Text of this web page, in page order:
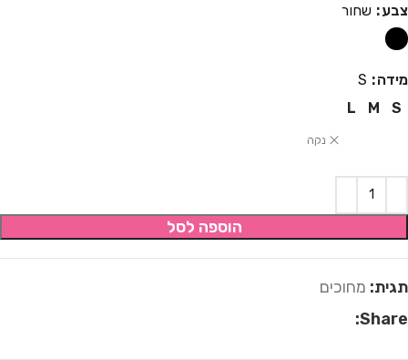
צבע שחור
מידה
S
S
M
L
נקה
הוספה לסל
תגית: מחוכים
Share: